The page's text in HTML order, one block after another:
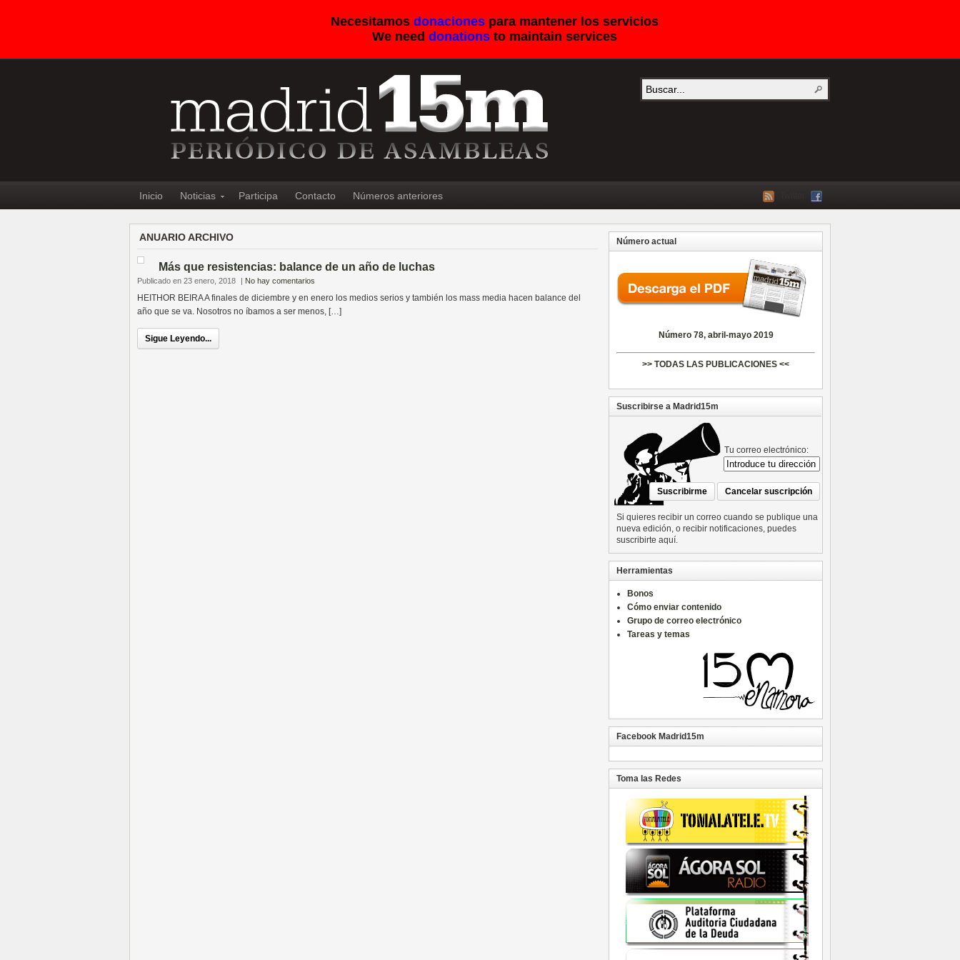
Necesitamos donacionespara mantener los servicios
We need donationsto maintain services
Inicio Noticias Participa Contacto Números anteriores
ANUARIO ARCHIVO
Más que resistencias: balance de un año de luchas
Publicado en 23 enero, 2018 | No hay comentarios
HEITHOR BEIRA A finales de diciembre y en enero los medios serios y también los mass media hacen balance del
año que se va. Nosotros no íbamos a ser menos, […]
Sigue Leyendo...
Número actual
Número 78, abril-mayo 2019
>> TODAS LAS PUBLICACIONES <<
Suscribirse a Madrid15m
Tu correo electrónico:
Si quieres recibir un correo cuando se publique una
nueva edición, o recibir notificaciones, puedes
suscribirte aquí.
Herramientas
Bonos
Cómo enviar contenido
Grupo de correo electrónico
Tareas y temas
Facebook Madrid15m
Toma las Redes